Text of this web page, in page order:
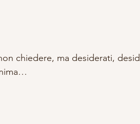
chiedere, ma desiderati,